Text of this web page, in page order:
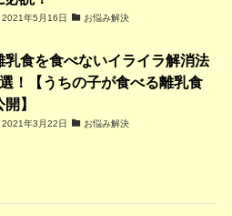
2021年5月16日 お悩み解決
乳食を食べないイライラ解消法
！【うちの子が食べる離乳食
開】
2021年3月22日 お悩み解決